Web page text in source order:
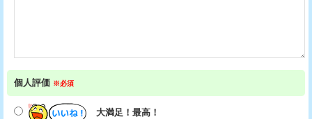
個人評価 ※必須
大満足！最高！